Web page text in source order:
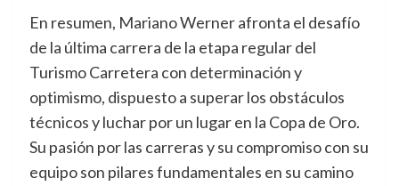
En resumen, Mariano Werner afronta el desafío
de la última carrera de la etapa regular del
Turismo Carretera con determinación y
optimismo, dispuesto a superar los obstáculos
técnicos y luchar por un lugar en la Copa de Oro.
Su pasión por las carreras y su compromiso con su
equipo son pilares fundamentales en su camino